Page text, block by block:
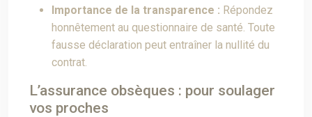
Importance de la transparence : Répondez
honnêtement au questionnaire de santé. Toute
fausse déclaration peut entraîner la nullité du
contrat.
L’assurance obsèques : pour soulager
vos proches